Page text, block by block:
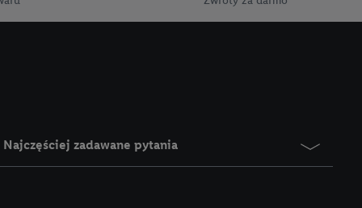
Najczęściej zadawane pytania
celach, w tym na
danych i prawo
poszczególne cele
w formie słów
i